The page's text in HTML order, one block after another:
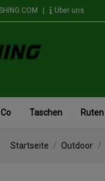
Über uns
Taschen Ruten
Startseite Outdoor